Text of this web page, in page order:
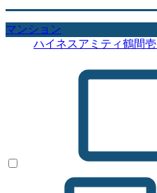
マンション
ハイネスアミティ鶴間